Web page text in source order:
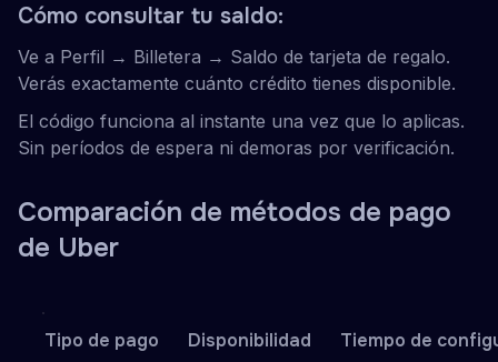
Cómo consultar tu saldo:
Ve a Perfil → Billetera → Saldo de tarjeta de regalo.
Verás exactamente cuánto crédito tienes disponible.
El código funciona al instante una vez que lo aplicas.
Sin períodos de espera ni demoras por verificación.
Comparación de métodos de pago
de Uber
Tipo de pago Disponibilidad Tiempo de